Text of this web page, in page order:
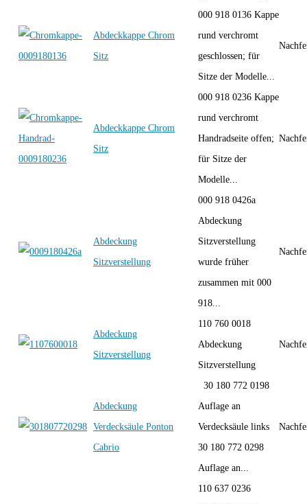
Abdeckkappe Chrom
Sitz
000 918 0136 Kappe
rund verchromt
geschlossen; für
Sitze der Modelle...
Abdeckkappe Chrom
Sitz
000 918 0236 Kappe
rund verchromt
Handradseite offen;
für Sitze der
Modelle...
Abdeckung
Sitzverstellung
000 918 0426a
Abdeckung
Sitzverstellung
wurde früher
zusammen mit 000
918...
Abdeckung
Sitzverstellung
110 760 0018
Abdeckung
Sitzverstellung
Abdeckung
Verdecksäule Ponton
Cabrio
30 180 772 0198
Auflage an
Verdecksäule links
30 180 772 0298
Auflage an...
110 637 0236